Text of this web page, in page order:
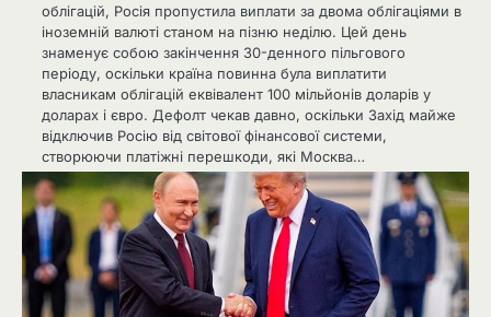
облігацій, Росія пропустила виплати за двома облігаціями в
іноземній валюті станом на пізню неділю. Цей день
знаменує собою закінчення 30-денного пільгового
періоду, оскільки країна повинна була виплатити
власникам облігацій еквівалент 100 мільйонів доларів у
доларах і євро. Дефолт чекав давно, оскільки Захід майже
відключив Росію від світової фінансової системи,
створюючи платіжні перешкоди, які Москва…